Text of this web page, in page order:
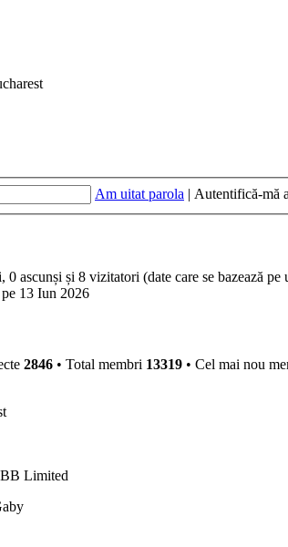
Am uitat parola | Autentifică-mă
ascunși și 8 vizitatori (date care se bazează
pe 13 Iun 2026
2846 • Total membri 13319 • Cel mai nou
Limited